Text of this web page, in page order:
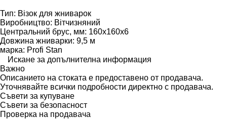
Тип: Візок для жниварок
Виробництво: Вітчизняний
Центральний брус, мм: 160х160х6
Довжина жниварки: 9,5 м
марка: Profi Stan
Искане за допълнителна информация
Важно
Описанието на стоката е предоставено от продавача.
Уточнявайте всички подробности директно с продавача.
Съвети за купуване
Съвети за безопасност
Проверка на продавача